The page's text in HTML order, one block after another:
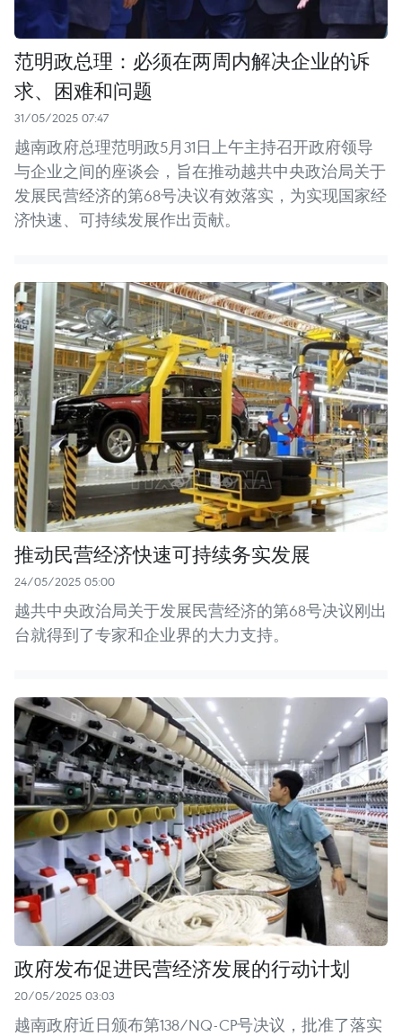
范明政总理：必须在两周内解决企业的诉
求、困难和问题
31/05/2025 07:47
越南政府总理范明政5月31日上午主持召开政府领导
与企业之间的座谈会，旨在推动越共中央政治局关于
发展民营经济的第68号决议有效落实，为实现国家经
济快速、可持续发展作出贡献。
推动民营经济快速可持续务实发展
24/05/2025 05:00
越共中央政治局关于发展民营经济的第68号决议刚出
台就得到了专家和企业界的大力支持。
政府发布促进民营经济发展的行动计划
20/05/2025 03:03
越南政府近日颁布第138/NQ-CP号决议，批准了落实